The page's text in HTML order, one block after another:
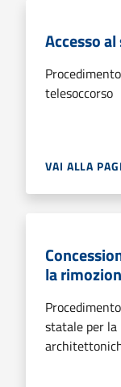
Accesso
telesoccorso
VAI ALLA
la
statale per